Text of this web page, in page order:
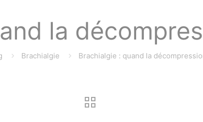
la
Brachialgie Brachialgie : quand la